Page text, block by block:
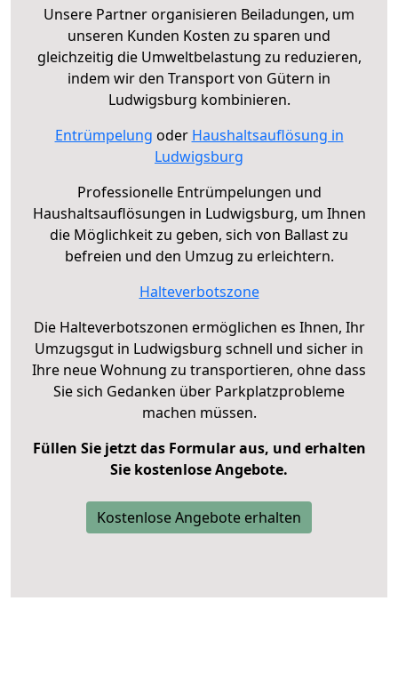
Unsere Partner organisieren Beiladungen, um
unseren Kunden Kosten zu sparen und
gleichzeitig die Umweltbelastung zu reduzieren,
indem wir den Transport von Gütern in
Ludwigsburg kombinieren.
Entrümpelung oder Haushaltsauflösung in
Ludwigsburg
Professionelle Entrümpelungen und
Haushaltsauflösungen in Ludwigsburg, um Ihnen
die Möglichkeit zu geben, sich von Ballast zu
befreien und den Umzug zu erleichtern.
Halteverbotszone
Die Halteverbotszonen ermöglichen es Ihnen, Ihr
Umzugsgut in Ludwigsburg schnell und sicher in
Ihre neue Wohnung zu transportieren, ohne dass
Sie sich Gedanken über Parkplatzprobleme
machen müssen.
Füllen Sie jetzt das Formular aus, und erhalten
Sie kostenlose Angebote.
Kostenlose Angebote erhalten